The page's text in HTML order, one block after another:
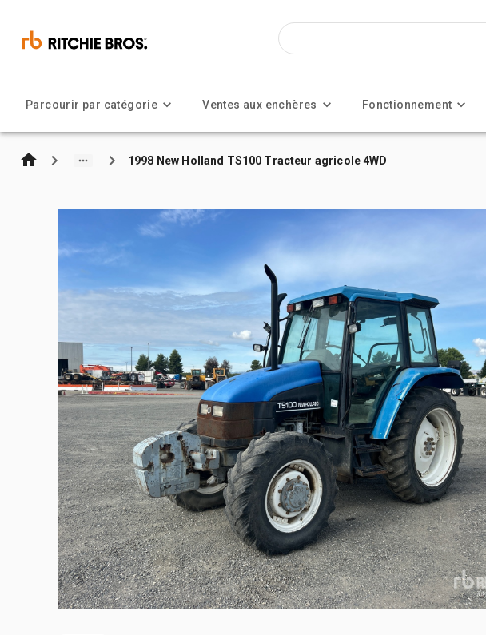
Parcourir par catégorie Ventes aux enchères Fonctionnement
1998 New Holland TS100 Tracteur agricole 4WD